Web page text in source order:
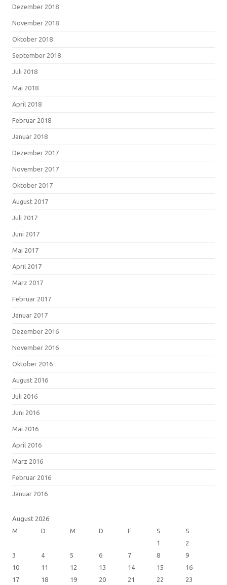
Dezember 2018
November 2018
Oktober 2018
September 2018
Juli 2018
Mai 2018
April 2018
Februar 2018
Januar 2018
Dezember 2017
November 2017
Oktober 2017
August 2017
Juli 2017
Juni 2017
Mai 2017
April 2017
März 2017
Februar 2017
Januar 2017
Dezember 2016
November 2016
Oktober 2016
August 2016
Juli 2016
Juni 2016
Mai 2016
April 2016
März 2016
Februar 2016
Januar 2016
August 2026
M
D M D F S
S
1
2
3
4 5 6 7 8
9
10
11 12 13 14 15
16
17
18 19 20 21 22 23